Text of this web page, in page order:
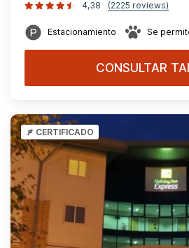
4,38
(2225 reviews)
Estacionamiento Se
CONSULTAR
CERTIFICADO